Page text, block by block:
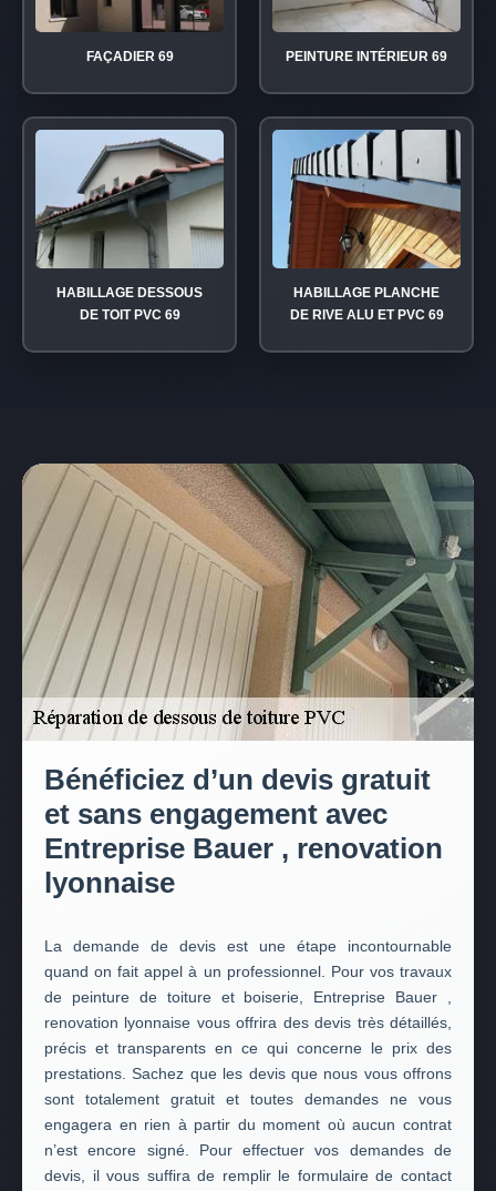
FAÇADIER 69 PEINTURE INTÉRIEUR 69
HABILLAGE DESSOUS
DE TOIT PVC 69
HABILLAGE PLANCHE
DE RIVE ALU ET PVC 69
Bénéficiez d’un devis gratuit
et sans engagement avec
Entreprise Bauer , renovation
lyonnaise
La demande de devis est une étape incontournable
quand on fait appel à un professionnel. Pour vos travaux
de peinture de toiture et boiserie, Entreprise Bauer ,
renovation lyonnaise vous offrira des devis très détaillés,
précis et transparents en ce qui concerne le prix des
prestations. Sachez que les devis que nous vous offrons
sont totalement gratuit et toutes demandes ne vous
engagera en rien à partir du moment où aucun contrat
n’est encore signé. Pour effectuer vos demandes de
devis, il vous suffira de remplir le formulaire de contact